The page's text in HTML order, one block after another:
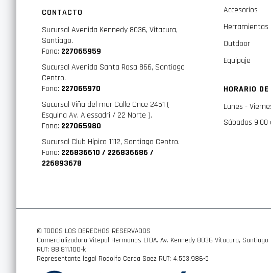
CONTACTO
Sucursal Avenida Kennedy 8036, Vitacura,
Santiago.
Fono: 227065959
Sucursal Avenida Santa Rosa 866, Santiago
Centro.
Fono: 227065970
Sucursal Viña del mar Calle Once 2451 (
Esquina Av. Alessadri / 22 Norte ).
Fono: 227065980
Sucursal Club Hípico 1112, Santiago Centro.
Fono: 226836610 / 226836686 /
226893678
Accesorios
Herramientas
Outdoor
Equipaje
HORARIO
Lunes -
Sábados 9:00
© TODOS LOS DERECHOS RESERVADOS
Comercializadora Vitepal Hermanos LTDA. Av. Kennedy 8036 Vitacura, Santiago
RUT: 88.811.100-k
Representante legal Rodolfo Cerda Saez RUT: 4.553.986-5